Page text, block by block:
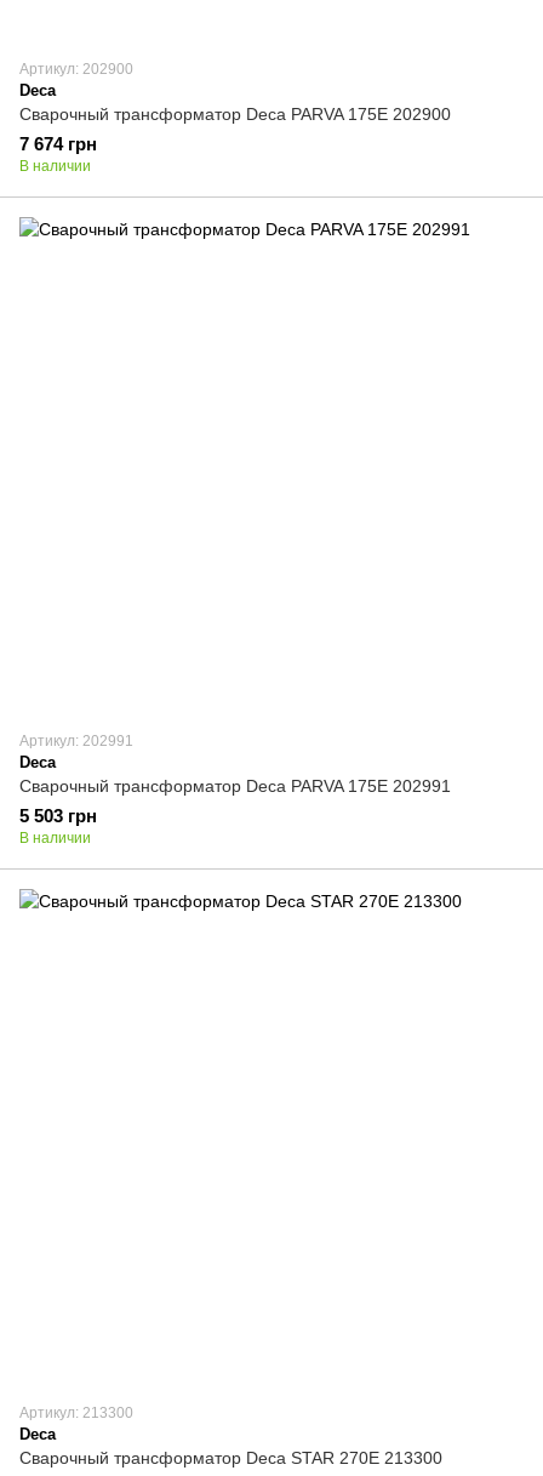
Артикул: 202900
Deca
Сварочный трансформатор Deca PARVA 175E 202900
7 674 грн
В наличии
Артикул: 202991
Deca
Сварочный трансформатор Deca PARVA 175E 202991
5 503 грн
В наличии
Артикул: 213300
Deca
Сварочный трансформатор Deca STAR 270E 213300